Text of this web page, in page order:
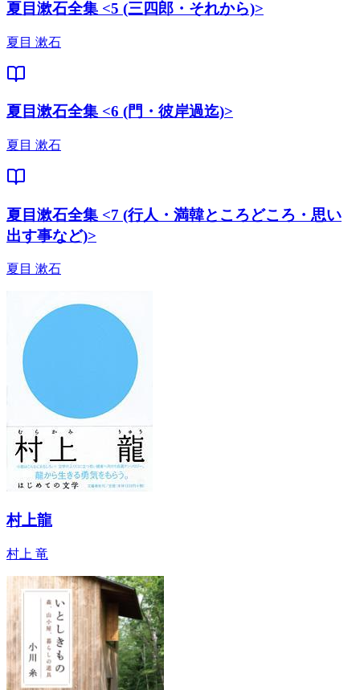
夏目漱石全集 <5 (三四郎・それから)>
夏目 漱石
夏目漱石全集 <6 (門・彼岸過迄)>
夏目 漱石
夏目漱石全集 <7 (行人・満韓ところどころ・思い
出す事など)>
夏目 漱石
村上龍
村上 竜